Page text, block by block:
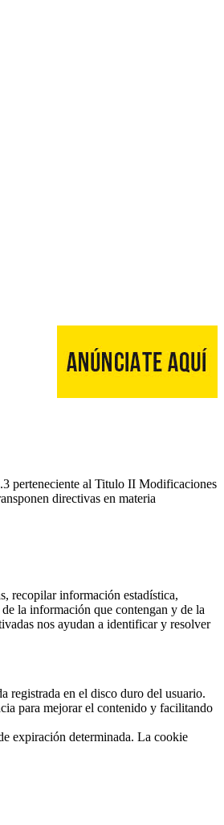
perteneciente al Titulo II Modificaciones
directivas en materia
recopilar información estadística,
la información que contengan y de la
nos ayudan a identificar y resolver
registrada en el disco duro del usuario.
para mejorar el contenido y facilitando
expiración determinada. La cookie